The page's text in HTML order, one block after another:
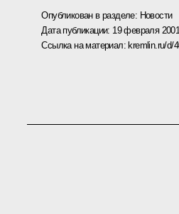
Опубликован в разделе: Новости
Дата публикации: 19 февраля
Ссылка на материал:kremlin.ru/d/